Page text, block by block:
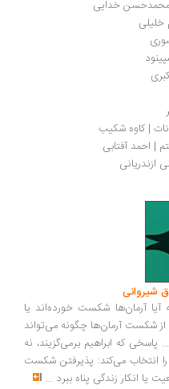
خدایی
شکیب
آفتابی
شکست خورده‌اند یا
چگونه می‌تواند
ابراهیم برمی‌گزیند، نه
می‌کند: پذیرفتن شکست
زندگی پناه ببرد...